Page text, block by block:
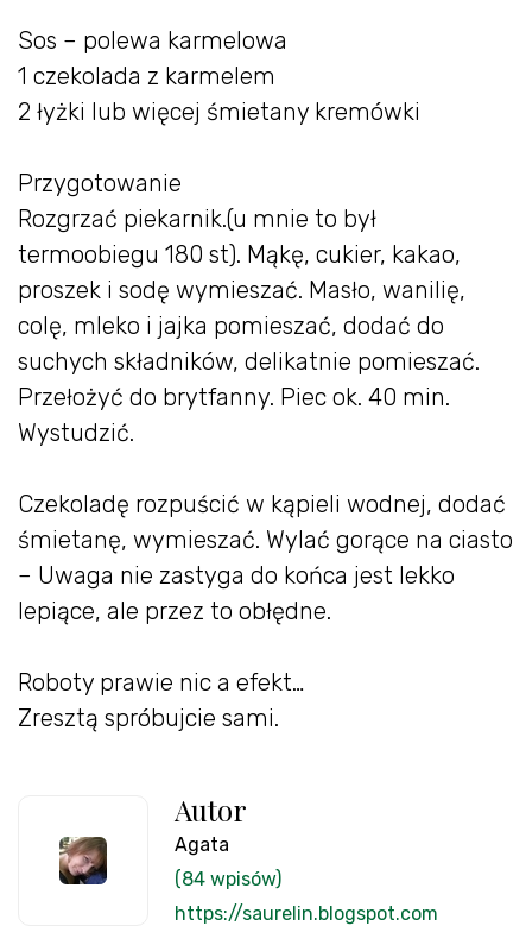
Sos – polewa karmelowa
1 czekolada z karmelem
2 łyżki lub więcej śmietany kremówki
Przygotowanie
Rozgrzać piekarnik.(u mnie to był
termoobiegu 180 st). Mąkę, cukier, kakao,
proszek i sodę wymieszać. Masło, wanilię,
colę, mleko i jajka pomieszać, dodać do
suchych składników, delikatnie pomieszać.
Przełożyć do brytfanny. Piec ok. 40 min.
Wystudzić.
Czekoladę rozpuścić w kąpieli wodnej, dodać
śmietanę, wymieszać. Wylać gorące na ciasto
– Uwaga nie zastyga do końca jest lekko
lepiące, ale przez to obłędne.
Roboty prawie nic a efekt…
Zresztą spróbujcie sami.
Autor
Agata
(84 wpisów)
https://saurelin.blogspot.com